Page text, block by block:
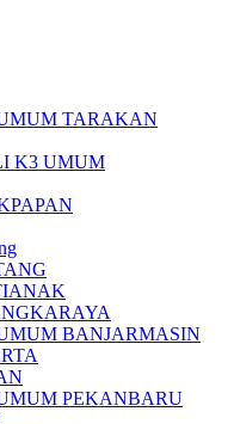
TARAKAN
K3 UMUM
BANJARMASIN
PEKANBARU